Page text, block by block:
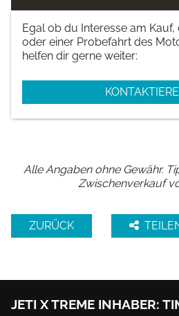
Egal ob du Interesse am Kauf,
oder einer Probefahrt des
helfen dir gerne weiter:
Alle Angaben ohne Gewähr.
Zwischenverkauf
ZURÜCK
JETI X TREME INHABER: